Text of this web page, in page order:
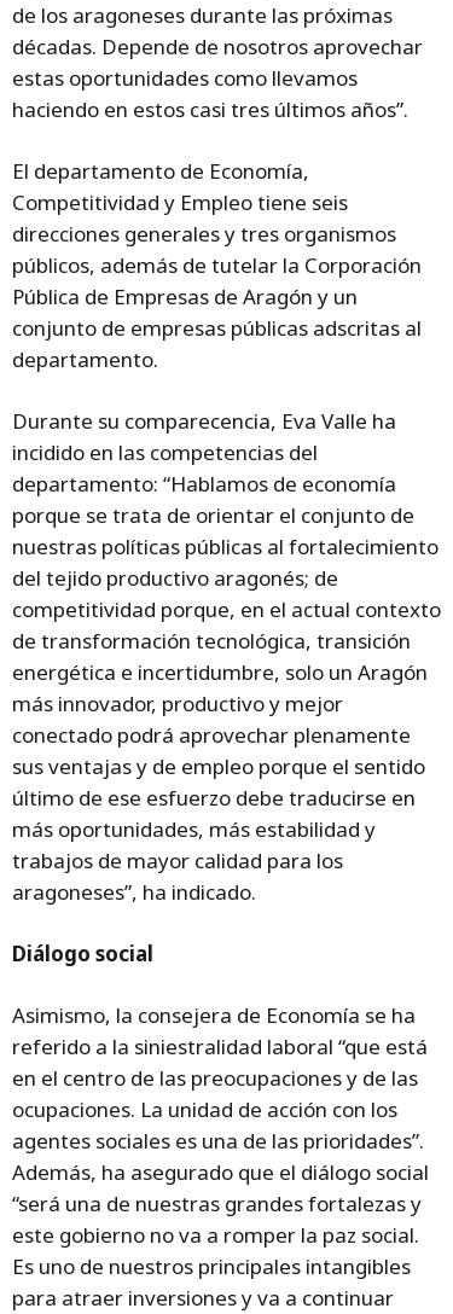
de los aragoneses durante las próximas
décadas. Depende de nosotros aprovechar
estas oportunidades como llevamos
haciendo en estos casi tres últimos años”.
El departamento de Economía,
Competitividad y Empleo tiene seis
direcciones generales y tres organismos
públicos, además de tutelar la Corporación
Pública de Empresas de Aragón y un
conjunto de empresas públicas adscritas al
departamento.
Durante su comparecencia, Eva Valle ha
incidido en las competencias del
departamento: “Hablamos de economía
porque se trata de orientar el conjunto de
nuestras políticas públicas al fortalecimiento
del tejido productivo aragonés; de
competitividad porque, en el actual contexto
de transformación tecnológica, transición
energética e incertidumbre, solo un Aragón
más innovador, productivo y mejor
conectado podrá aprovechar plenamente
sus ventajas y de empleo porque el sentido
último de ese esfuerzo debe traducirse en
más oportunidades, más estabilidad y
trabajos de mayor calidad para los
aragoneses”, ha indicado.
Diálogo social
Asimismo, la consejera de Economía se ha
referido a la siniestralidad laboral “que está
en el centro de las preocupaciones y de las
ocupaciones. La unidad de acción con los
agentes sociales es una de las prioridades”.
Además, ha asegurado que el diálogo social
“será una de nuestras grandes fortalezas y
este gobierno no va a romper la paz social.
Es uno de nuestros principales intangibles
para atraer inversiones y va a continuar